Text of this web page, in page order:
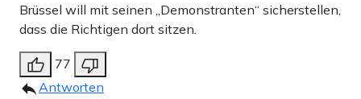
Brüssel will mit seinen „Demonstranten“ sicherstellen,
dass die Richtigen dort sitzen.
77
Antworten